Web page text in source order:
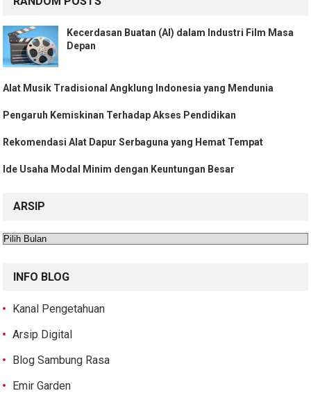
Kecerdasan Buatan (AI) dalam Industri Film Masa
Depan
Alat Musik Tradisional Angklung Indonesia yang Mendunia
Pengaruh Kemiskinan Terhadap Akses Pendidikan
Rekomendasi Alat Dapur Serbaguna yang Hemat Tempat
Ide Usaha Modal Minim dengan Keuntungan Besar
ARSIP
Arsip
INFO BLOG
Kanal Pengetahuan
Arsip Digital
Blog Sambung Rasa
Emir Garden